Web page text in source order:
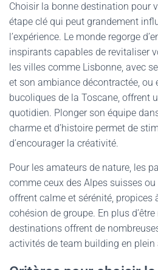
Choisir la bonne destination pour
étape clé qui peut grandement
l’expérience. Le monde regorge
inspirants capables de revitaliser
les villes comme Lisbonne, avec
et son ambiance décontractée, ou
bucoliques de la Toscane, offrent
quotidien. Plonger son équipe
charme et d’histoire permet de
d’encourager la créativité.
Pour les amateurs de nature, les
comme ceux des Alpes suisses
offrent calme et sérénité, propices
cohésion de groupe. En plus
destinations offrent de
activités de team building en plein